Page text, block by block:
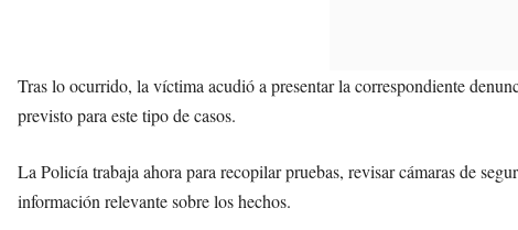
Tras lo ocurrido, la víctima acudió a presentar la correspondiente
previsto para este tipo de casos.
La Policía trabaja ahora para recopilar pruebas, revisar cámaras de
información relevante sobre los hechos.